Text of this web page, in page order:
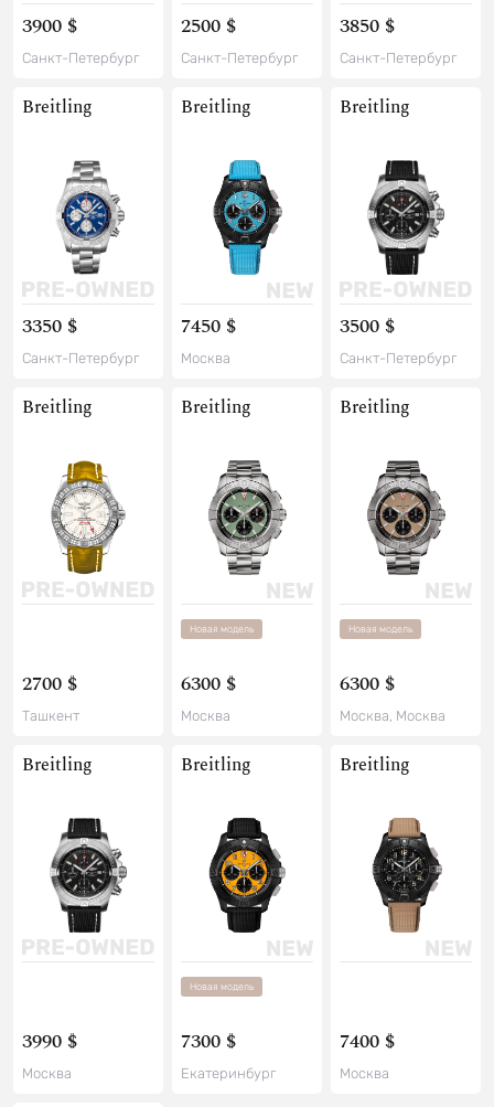
3900 $
Санкт-Петербург
2500 $
Санкт-Петербург
3850 $
Санкт-Петербург
Breitling
3350 $
Санкт-Петербург
Breitling
7450 $
Москва
Breitling
3500 $
Санкт-Петербург
Breitling
2700 $
Ташкент
Breitling
Новая модель
6300 $
Москва
Breitling
Новая модель
6300 $
Москва, Москва
Breitling
3990 $
Москва
Breitling
Новая модель
7300 $
Екатеринбург
Breitling
7400 $
Москва